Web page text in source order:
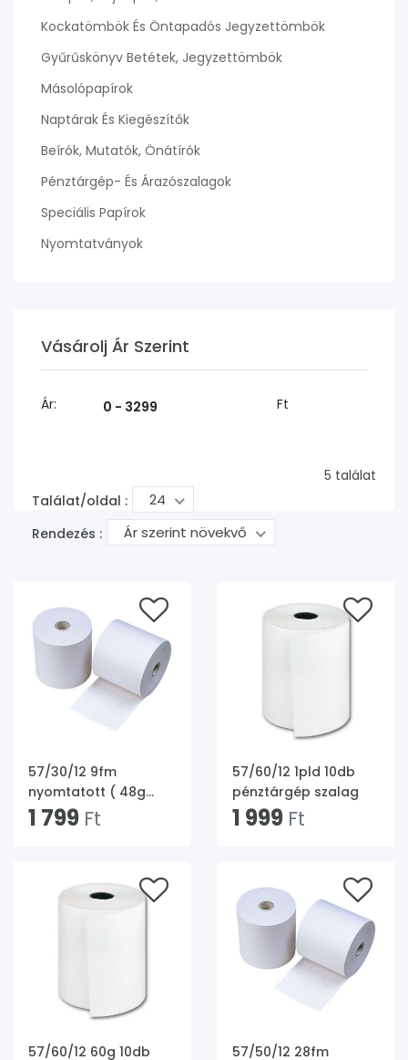
Kockatömbök És Öntapadós Jegyzettömbök
Gyűrűskönyv Betétek, Jegyzettömbök
Másolópapírok
Naptárak És Kiegészítők
Beírók, Mutatók, Önátírók
Pénztárgép- És Árazószalagok
Speciális Papírok
Nyomtatványok
Vásárolj Ár Szerint
Ár: Ft
5 találat
Találat/oldal :
24
Rendezés : Ár szerint növekvő
57/30/12 9fm
nyomtatott ( 48g
thermo) 10db hőpapír
1 799 Ft
57/60/12 1pld 10db
pénztárgép szalag
1 999 Ft
57/60/12 60g 10db
57/50/12 28fm